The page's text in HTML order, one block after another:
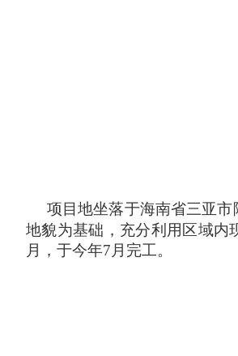
项目地坐落于海南省三亚
地貌为基础，充分利用区域内
月，于今年7月完工。